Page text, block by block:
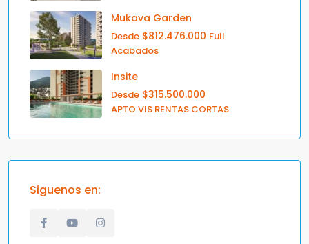
Mukava Garden
Desde $812.476.000 Full
Acabados
Insite
Desde $315.500.000
APTO VIS RENTAS CORTAS
Siguenos en: